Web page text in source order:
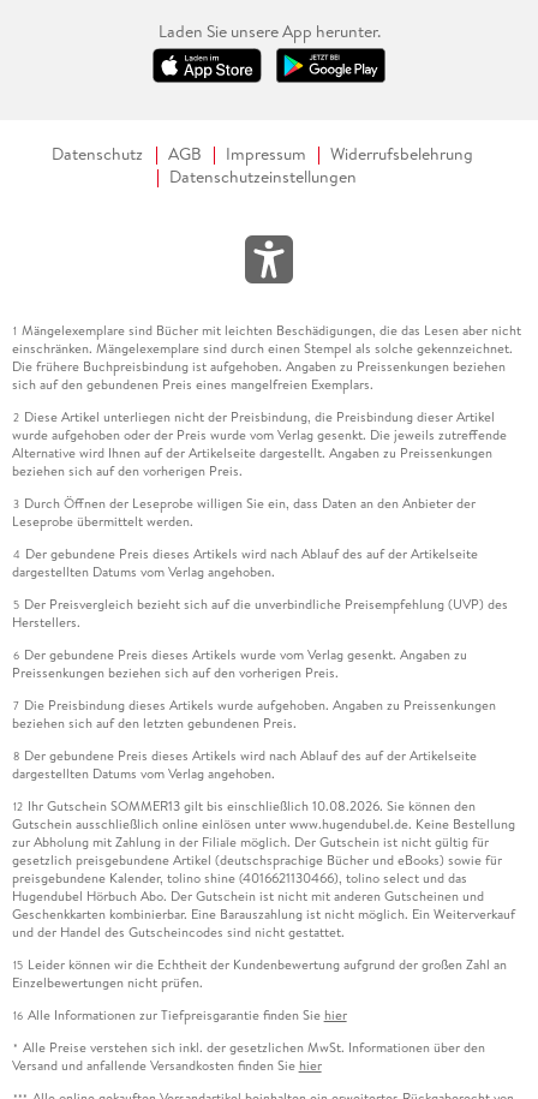
Laden Sie unsere App herunter.
Datenschutz AGB Impressum
Widerrufsbelehrung
Datenschutzeinstellungen
1 Mängelexemplare sind Bücher mit leichten Beschädigungen, die das Lesen aber nicht
einschränken. Mängelexemplare sind durch einen Stempel als solche gekennzeichnet.
Die frühere Buchpreisbindung ist aufgehoben. Angaben zu Preissenkungen beziehen
sich auf den gebundenen Preis eines mangelfreien Exemplars.
2 Diese Artikel unterliegen nicht der Preisbindung, die Preisbindung dieser Artikel
wurde aufgehoben oder der Preis wurde vom Verlag gesenkt. Die jeweils zutreffende
Alternative wird Ihnen auf der Artikelseite dargestellt. Angaben zu Preissenkungen
beziehen sich auf den vorherigen Preis.
3 Durch Öffnen der Leseprobe willigen Sie ein, dass Daten an den Anbieter der
Leseprobe übermittelt werden.
4 Der gebundene Preis dieses Artikels wird nach Ablauf des auf der Artikelseite
dargestellten Datums vom Verlag angehoben.
5 Der Preisvergleich bezieht sich auf die unverbindliche Preisempfehlung (UVP) des
Herstellers.
6 Der gebundene Preis dieses Artikels wurde vom Verlag gesenkt. Angaben zu
Preissenkungen beziehen sich auf den vorherigen Preis.
7 Die Preisbindung dieses Artikels wurde aufgehoben. Angaben zu Preissenkungen
beziehen sich auf den letzten gebundenen Preis.
8 Der gebundene Preis dieses Artikels wird nach Ablauf des auf der Artikelseite
dargestellten Datums vom Verlag angehoben.
12 Ihr Gutschein SOMMER13 gilt bis einschließlich 10.08.2026. Sie können den
Gutschein ausschließlich online einlösen unter www.hugendubel.de. Keine Bestellung
zur Abholung mit Zahlung in der Filiale möglich. Der Gutschein ist nicht gültig für
gesetzlich preisgebundene Artikel (deutschsprachige Bücher und eBooks) sowie für
preisgebundene Kalender, tolino shine (4016621130466), tolino select und das
Hugendubel Hörbuch Abo. Der Gutschein ist nicht mit anderen Gutscheinen und
Geschenkkarten kombinierbar. Eine Barauszahlung ist nicht möglich. Ein Weiterverkauf
und der Handel des Gutscheincodes sind nicht gestattet.
15 Leider können wir die Echtheit der Kundenbewertung aufgrund der großen Zahl an
Einzelbewertungen nicht prüfen.
16 Alle Informationen zur Tiefpreisgarantie finden Sie hier
* Alle Preise verstehen sich inkl. der gesetzlichen MwSt. Informationen über den
Versand und anfallende Versandkosten finden Sie hier